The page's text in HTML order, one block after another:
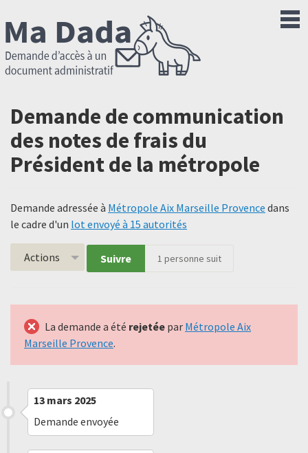
Demande de communication
des notes de frais du
Président de la métropole
Demande adressée à Métropole Aix Marseille Provence dans
le cadre d'un lot envoyé à 15 autorités
Actions Suivre 1 personne suit
La demande a été rejetée par Métropole Aix
Marseille Provence.
13 mars 2025
Demande envoyée